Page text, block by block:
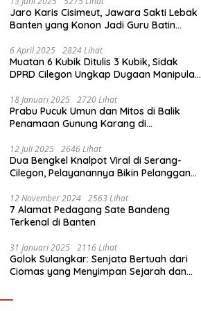
Jaro Karis Cisimeut, Jawara Sakti Lebak
Banten yang Konon Jadi Guru Batin
6 April 2025 2824 Lihat
Muatan 6 Kubik Ditulis 3 Kubik, Sidak
DPRD Cilegon Ungkap Dugaan Manipulasi
18 Januari 2025 2720 Lihat
Prabu Pucuk Umun dan Mitos di Balik
Penamaan Gunung Karang di
12 Juli 2025 2646 Lihat
Dua Bengkel Knalpot Viral di Serang-
Cilegon, Pelayanannya Bikin Pelanggan
12 November 2024 2563 Lihat
7 Alamat Pedagang Sate Bandeng
Terkenal di Banten
31 Januari 2025 2116 Lihat
Golok Sulangkar: Senjata Bertuah dari
Ciomas yang Menyimpan Sejarah dan